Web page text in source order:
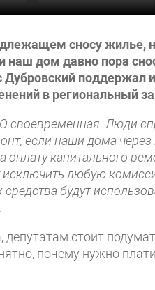
сносу
наш дом давно пора
Дубровский поддержал
в региональный
своевременная. Люди
если наши дома через
оплату капитального
исключить любую
будут
.
стоит
почему нужно